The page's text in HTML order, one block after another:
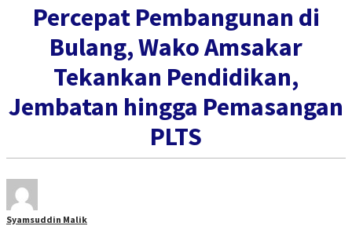
Percepat Pembangunan di
Bulang, Wako Amsakar
Tekankan Pendidikan,
Jembatan hingga Pemasangan
PLTS
Syamsuddin Malik